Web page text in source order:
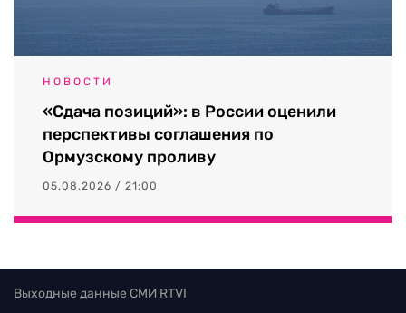
НОВОСТИ
«Сдача позиций»: в России оценили
перспективы соглашения по
Ормузскому проливу
05.08.2026 / 21:00
Выходные данные СМИ RTVI